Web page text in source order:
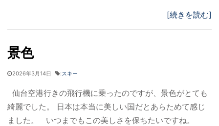
[続きを読む]
景色
2026年3月14日 :スキー
仙台空港行きの飛行機に乗ったのですが、景色がとても
綺麗でした。 日本は本当に美しい国だとあらためて感じ
ました。 いつまでもこの美しさを保ちたいですね。